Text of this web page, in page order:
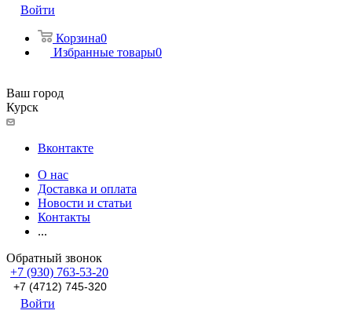
Войти
Корзина0
Избранные товары0
Ваш город
Курск
Вконтакте
О нас
Доставка и оплата
Новости и статьи
Контакты
...
Обратный звонок
+7 (930) 763-53-20
+7 (4712) 745-320
Войти